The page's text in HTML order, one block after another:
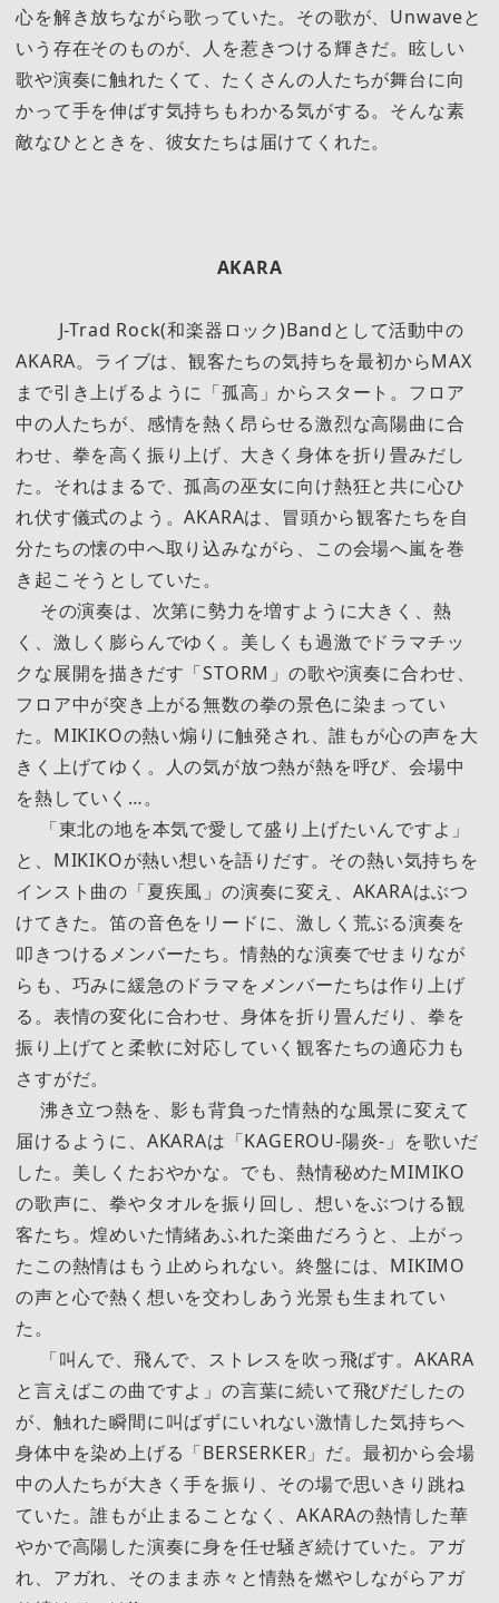
心を解き放ちながら歌っていた。その歌が、Unwaveと
いう存在そのものが、人を惹きつける輝きだ。眩しい
歌や演奏に触れたくて、たくさんの人たちが舞台に向
かって手を伸ばす気持ちもわかる気がする。そんな素
敵なひとときを、彼女たちは届けてくれた。
AKARA
J-Trad Rock(和楽器ロック)Bandとして活動中の
AKARA。ライブは、観客たちの気持ちを最初からMAX
まで引き上げるように「孤高」からスタート。フロア
中の人たちが、感情を熱く昂らせる激烈な高陽曲に合
わせ、拳を高く振り上げ、大きく身体を折り畳みだし
た。それはまるで、孤高の巫女に向け熱狂と共に心ひ
れ伏す儀式のよう。AKARAは、冒頭から観客たちを自
分たちの懐の中へ取り込みながら、この会場へ嵐を巻
き起こそうとしていた。
その演奏は、次第に勢力を増すように大きく、熱
く、激しく膨らんでゆく。美しくも過激でドラマチッ
クな展開を描きだす「STORM」の歌や演奏に合わせ、
フロア中が突き上がる無数の拳の景色に染まってい
た。MIKIKOの熱い煽りに触発され、誰もが心の声を大
きく上げてゆく。人の気が放つ熱が熱を呼び、会場中
を熱していく…。
「東北の地を本気で愛して盛り上げたいんですよ」
と、MIKIKOが熱い想いを語りだす。その熱い気持ちを
インスト曲の「夏疾風」の演奏に変え、AKARAはぶつ
けてきた。笛の音色をリードに、激しく荒ぶる演奏を
叩きつけるメンバーたち。情熱的な演奏でせまりなが
らも、巧みに緩急のドラマをメンバーたちは作り上げ
る。表情の変化に合わせ、身体を折り畳んだり、拳を
振り上げてと柔軟に対応していく観客たちの適応力も
さすがだ。
沸き立つ熱を、影も背負った情熱的な風景に変えて
届けるように、AKARAは「KAGEROU-陽炎-」を歌いだ
した。美しくたおやかな。でも、熱情秘めたMIMIKO
の歌声に、拳やタオルを振り回し、想いをぶつける観
客たち。煌めいた情緒あふれた楽曲だろうと、上がっ
たこの熱情はもう止められない。終盤には、MIKIMO
の声と心で熱く想いを交わしあう光景も生まれてい
た。
「叫んで、飛んで、ストレスを吹っ飛ばす。AKARA
と言えばこの曲ですよ」の言葉に続いて飛びだしたの
が、触れた瞬間に叫ばずにいれない激情した気持ちへ
身体中を染め上げる「BERSERKER」だ。最初から会場
中の人たちが大きく手を振り、その場で思いきり跳ね
ていた。誰もが止まることなく、AKARAの熱情した華
やかで高陽した演奏に身を任せ騒ぎ続けていた。アガ
れ、アガれ、そのまま赤々と情熱を燃やしながらアガ